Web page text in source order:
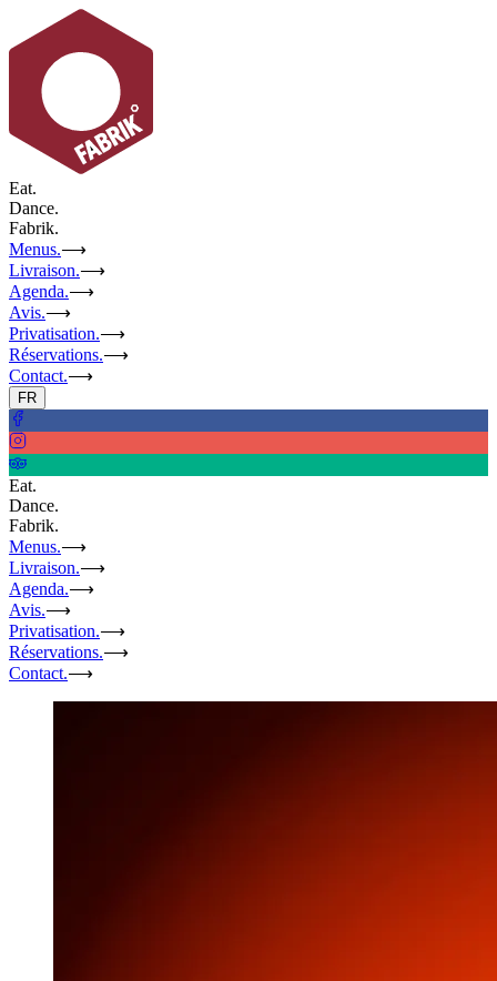
Eat.
Dance.
Fabrik.
Menus.⟶
Livraison.⟶
Agenda.⟶
Avis.⟶
Privatisation.⟶
Réservations.⟶
Contact.⟶
FR
Eat.
Dance.
Fabrik.
Menus.⟶
Livraison.⟶
Agenda.⟶
Avis.⟶
Privatisation.⟶
Réservations.⟶
Contact.⟶